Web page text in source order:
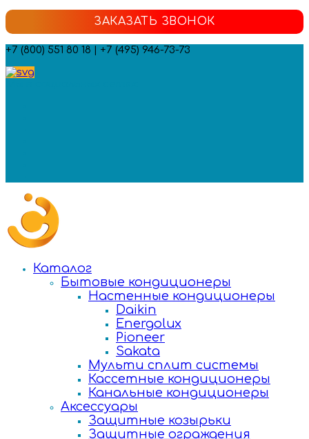
ЗАКАЗАТЬ ЗВОНОК
+7 (800) 551 80 18 | +7 (495) 946-73-73
Каталог
Бытовые кондиционеры
Настенные кондиционеры
Daikin
Energolux
Pioneer
Sakata
Мульти сплит системы
Кассетные кондиционеры
Канальные кондиционеры
Аксессуары
Защитные козырьки
Защитные ограждения